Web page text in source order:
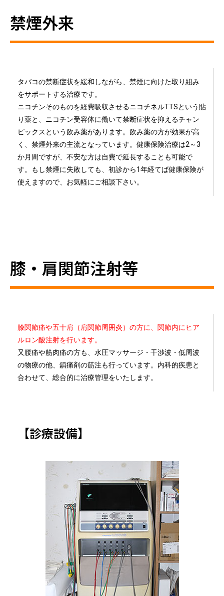
禁煙外来
タバコの禁断症状を緩和しながら、禁煙に向けた取り組み
をサポートする治療です。
ニコチンそのものを経費吸収させるニコチネルTTSという貼
り薬と、ニコチン受容体に働いて禁断症状を抑えるチャン
ピックスという飲み薬があります。飲み薬の方が効果が高
く、禁煙外来の主流となっています。健康保険治療は2～3
か月間ですが、不安な方は自費で延長することも可能で
す。もし禁煙に失敗しても、初診から1年経てば健康保険が
使えますので、お気軽にご相談下さい。
膝・肩関節注射等
膝関節痛や五十肩（肩関節周囲炎）の方に、関節内にヒア
ルロン酸注射を行います。
又腰痛や筋肉痛の方も、水圧マッサージ・干渉波・低周波
の物療の他、鎮痛剤の筋注も行っています。内科的疾患と
合わせて、総合的に治療管理をいたします。
【診療設備】